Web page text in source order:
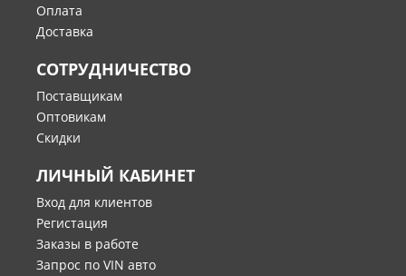
Оплата
Доставка
СОТРУДНИЧЕСТВО
Поставщикам
Оптовикам
Скидки
ЛИЧНЫЙ КАБИНЕТ
Вход для клиентов
Регистация
Заказы в работе
Запрос по VIN авто